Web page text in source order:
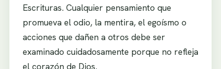
Escrituras. Cualquier pensamiento que
promueva el odio, la mentira, el egoísmo o
acciones que dañen a otros debe ser
examinado cuidadosamente porque no refleja
el corazón de Dios.